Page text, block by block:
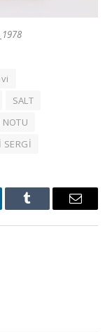
SALT
NOTU
SERGİ
Tumblr Email